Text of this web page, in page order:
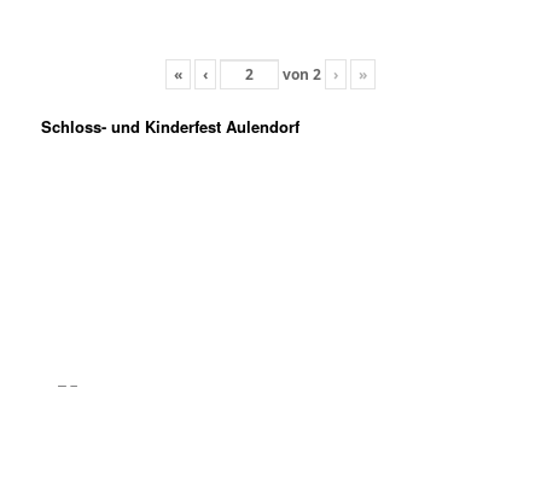
« ‹ von 2 › »
Schloss- und Kinderfest Aulendorf